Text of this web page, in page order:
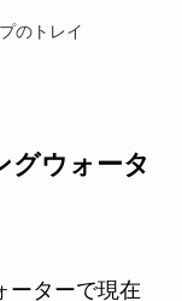
のトレイ
グウォータ
ーターで現在